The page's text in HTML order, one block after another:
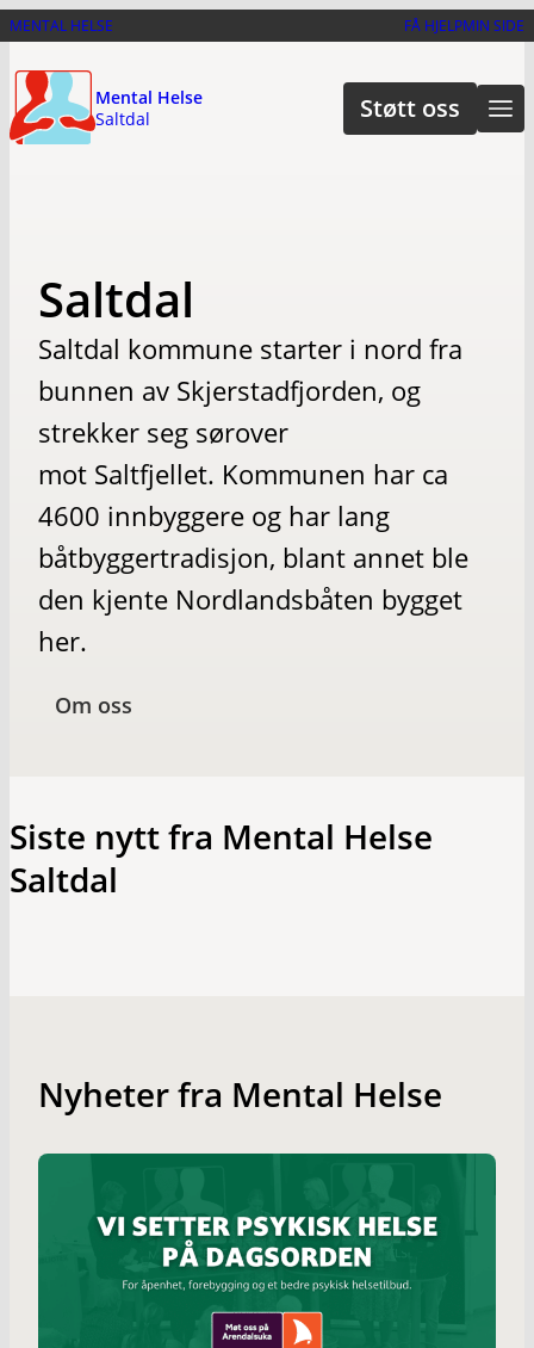
Hopp
hovedinnhold
MENTAL HELSE FÅ HJELPMIN SIDE
Mental Helse
Saltdal
Støtt oss
Saltdal
Saltdal kommune starter i nord fra
bunnen av Skjerstadfjorden, og
strekker seg sørover
mot Saltfjellet. Kommunen har ca
4600 innbyggere og har lang
båtbyggertradisjon, blant annet ble
den kjente Nordlandsbåten bygget
her.
Om oss
Siste nytt fra Mental Helse
Saltdal
Nyheter fra Mental Helse